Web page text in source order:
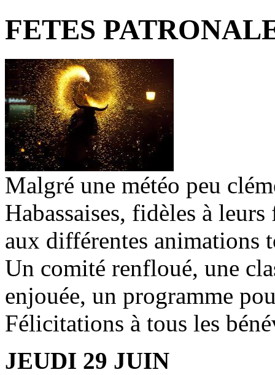
FETES
Malgré une météo peu
Habassaises, fidèles à
aux différentes animations
Un comité renfloué, une
enjouée, un programme
Félicitations à tous les
JEUDI 29 JUIN